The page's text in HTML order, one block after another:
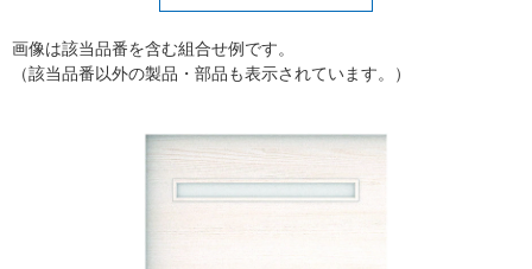
画像は該当品番を含む組合せ例です。
（該当品番以外の製品・部品も表示されています。）